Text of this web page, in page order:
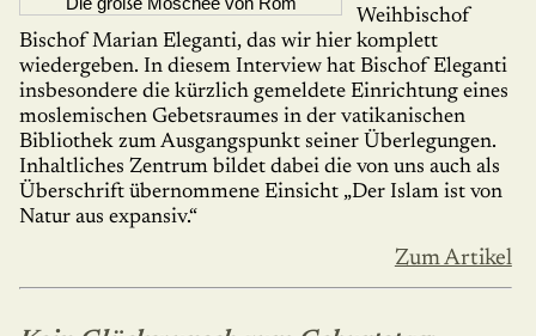
Weih­bischof
Bischof Marian Eleganti, das wir hier komplett
wiedergeben. In diesem Interview hat Bischof Eleganti
insbesondere die kürz­lich gemeldete Einrichtung eines
mosle­mischen Gebetsraumes in der vatikanischen
Bibliothek zum Ausgangs­punkt seiner Überlegungen.
Inhaltliches Zentrum bildet dabei die von uns auch als
Überschrift übernommene Einsicht „Der Islam ist von
Na­tur aus expansiv.“
Zum Artikel